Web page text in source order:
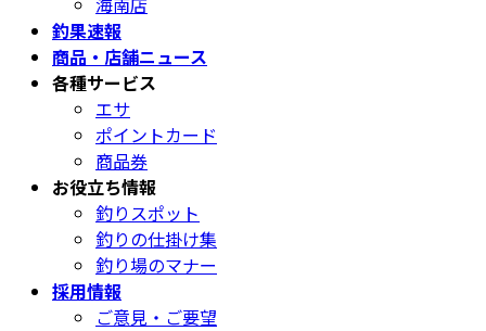
釣果速報
商品・店舗ニュース
各種サービス
エサ
ポイントカード
商品券
お役立ち情報
釣りスポット
釣りの仕掛け集
釣り場のマナー
採用情報
ご意見・ご要望